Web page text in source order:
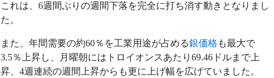
これは、6週間ぶりの週間下落を完全に打ち消す動きとなりまし
た。
また、年間需要の約60％を工業用途が占める銀価格 も最大で
3.5％上昇し、月曜朝にはトロイオンスあたり69.46ドルまで上
昇、4週連続の週間上昇からも更に上げ幅を広げていました。